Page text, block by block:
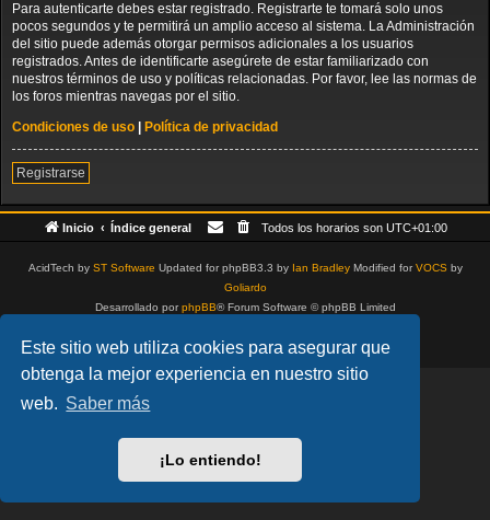
Este sitio web utiliza cookies para asegurar que
obtenga la mejor experiencia en nuestro sitio
web. Saber más
¡Lo entiendo!
Para autenticarte debes estar registrado. Registrarte te tomará solo unos
pocos segundos y te permitirá un amplio acceso al sistema. La Administración
del sitio puede además otorgar permisos adicionales a los usuarios
registrados. Antes de identificarte asegúrete de estar familiarizado con
nuestros términos de uso y políticas relacionadas. Por favor, lee las normas de
los foros mientras navegas por el sitio.
Condiciones de uso
Política de privacidad
Registrarse
Inicio Índice general Todos los horarios son UTC+01:00
AcidTech by ST Software Updated for phpBB3.3 by Ian BradleyModified forVOCSby
Goliardo
Desarrollado porphpBB® Forum Software © phpBB Limited
Privacidad| Condiciones